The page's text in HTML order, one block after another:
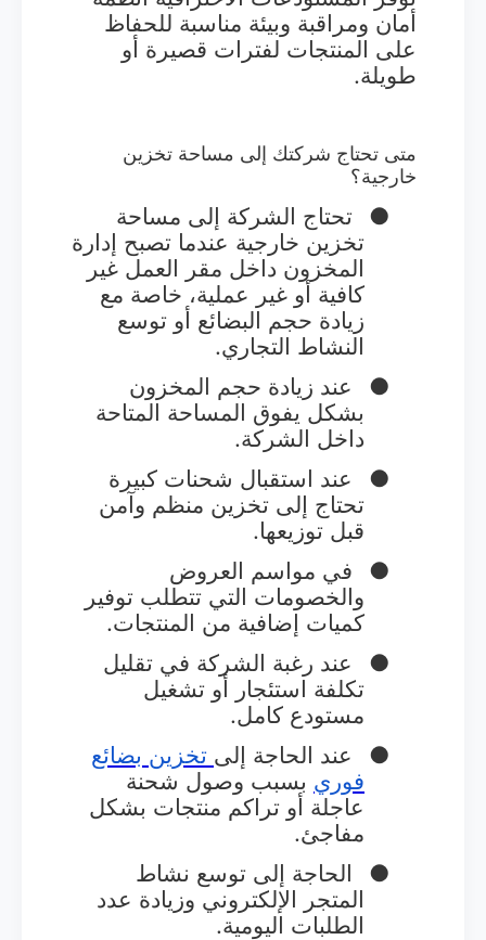
أمان ومراقبة وبيئة مناسبة للحفاظ
على المنتجات لفترات قصيرة أو
طويلة.
متى تحتاج شركتك إلى مساحة تخزين
خارجية؟
●
تحتاج الشركة إلى مساحة
تخزين خارجية عندما تصبح إدارة
المخزون داخل مقر العمل غير
كافية أو غير عملية، خاصة مع
زيادة حجم البضائع أو توسع
النشاط التجاري.
●
عند زيادة حجم المخزون
بشكل يفوق المساحة المتاحة
داخل الشركة.
●
عند استقبال شحنات كبيرة
تحتاج إلى تخزين منظم وآمن
قبل توزيعها.
●
في مواسم العروض
والخصومات التي تتطلب توفير
كميات إضافية من المنتجات.
●
عند رغبة الشركة في تقليل
تكلفة استئجار أو تشغيل
مستودع كامل.
●
عند الحاجة إلى تخزين بضائع
فوري بسبب وصول شحنة
عاجلة أو تراكم منتجات بشكل
مفاجئ.
●
الحاجة إلى توسع نشاط
المتجر الإلكتروني وزيادة عدد
الطلبات اليومية.